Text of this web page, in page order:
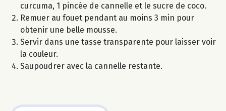
curcuma, 1 pincée de cannelle et le sucre de coco.
Remuer au fouet pendant au moins 3 min pour
obtenir une belle mousse.
Servir dans une tasse transparente pour laisser voir
la couleur.
Saupoudrer avec la cannelle restante.